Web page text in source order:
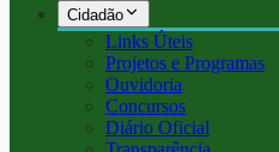
Cidadão
Links Úteis
Projetos e Programas
Ouvidoria
Concursos
Diário Oficial